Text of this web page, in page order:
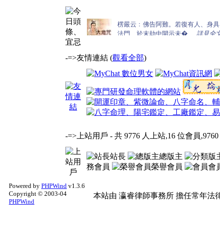
-=>友情連結 (觀看全部)
-=>上站用戶 - 共 9776 人上站,16 位會員
站長
總版主
務會員
榮譽會員 會
Powered by PHPWind v1.3.6
Copyright © 2003-04
PHPWind
本站由 瀛睿律師事務所 擔任常年法